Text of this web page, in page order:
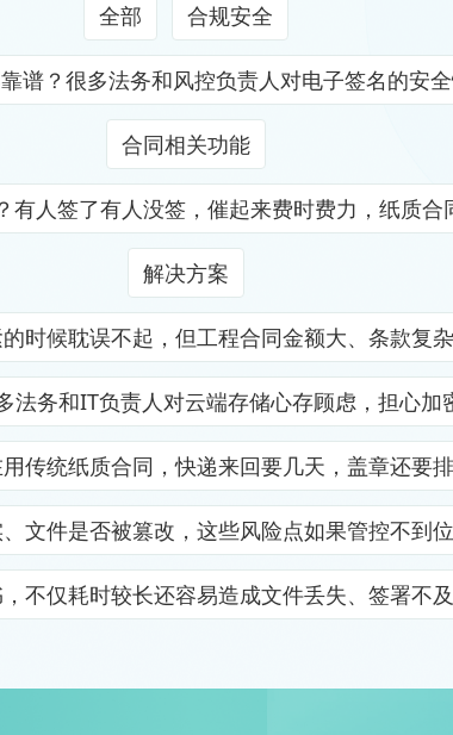
全部 合规安全
？很多法务和风控负责人对电子签名的
合同相关功能
人签了有人没签，催起来费时费力，纸质
解决方案
候耽误不起，但工程合同金额大、条款
务和IT负责人对云端存储心存顾虑，担
统纸质合同，快递来回要几天，盖章还
件是否被篡改，这些风险点如果管控不
仅耗时较长还容易造成文件丢失、签署